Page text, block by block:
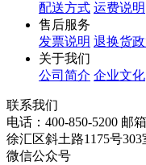
配送方式 运费说明
售后服务
发票说明 退换货
关于我们
公司简介 企业文化
联系我们
电话：400-850-5200 邮箱
徐汇区斜土路1175号303
微信公众号